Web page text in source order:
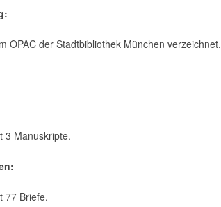
OPAC der Stadtbibliothek München verzeichnet.
3 Manuskripte.
77 Briefe.